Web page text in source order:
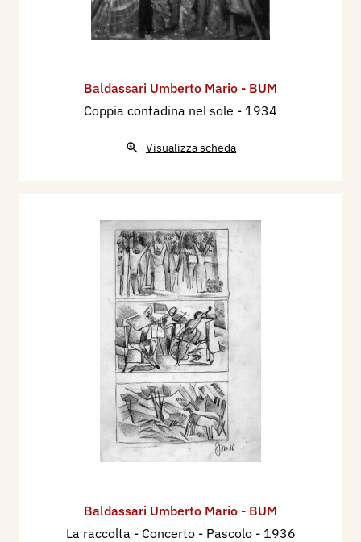
Baldassari Umberto Mario - BUM
Coppia contadina nel sole - 1934
Visualizza scheda
Baldassari Umberto Mario - BUM
La raccolta - Concerto - Pascolo - 1936